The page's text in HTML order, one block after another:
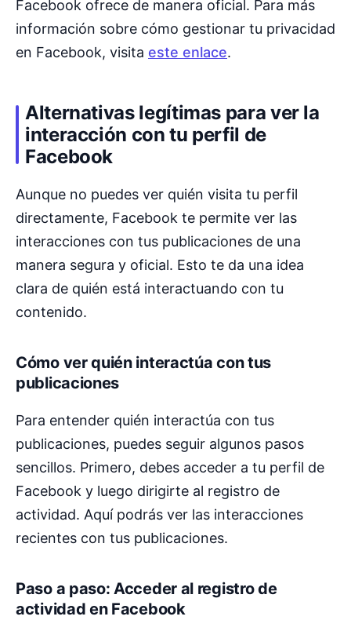
Facebook ofrece de manera oficial. Para más
información sobre cómo gestionar tu privacidad
en Facebook, visita este enlace.
Alternativas legítimas para ver la
interacción con tu perfil de
Facebook
Aunque no puedes ver quién visita tu perfil
directamente, Facebook te permite ver las
interacciones con tus publicaciones de una
manera segura y oficial. Esto te da una idea
clara de quién está interactuando con tu
contenido.
Cómo ver quién interactúa con tus
publicaciones
Para entender quién interactúa con tus
publicaciones, puedes seguir algunos pasos
sencillos. Primero, debes acceder a tu perfil de
Facebook y luego dirigirte al registro de
actividad. Aquí podrás ver las interacciones
recientes con tus publicaciones.
Paso a paso: Acceder al registro de
actividad en Facebook